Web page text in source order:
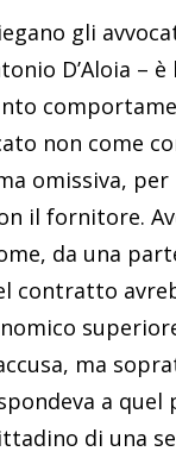
gli
D’Aloia –
non come
omissiva,
il fornitore.
da una
contratto
ma
a quel
di una